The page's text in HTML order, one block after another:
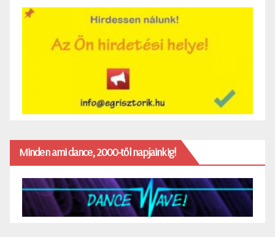
Minden ami dance, 2000-től napjainkig!